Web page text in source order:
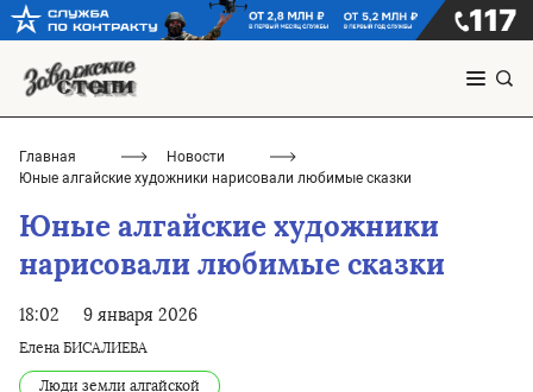
Главная
Новости
Юные алгайские художники нарисовали любимые сказки
Юные алгайские художники
нарисовали любимые сказки
18:02 9 января 2026
Елена БИСАЛИЕВА
Люди земли алгайской